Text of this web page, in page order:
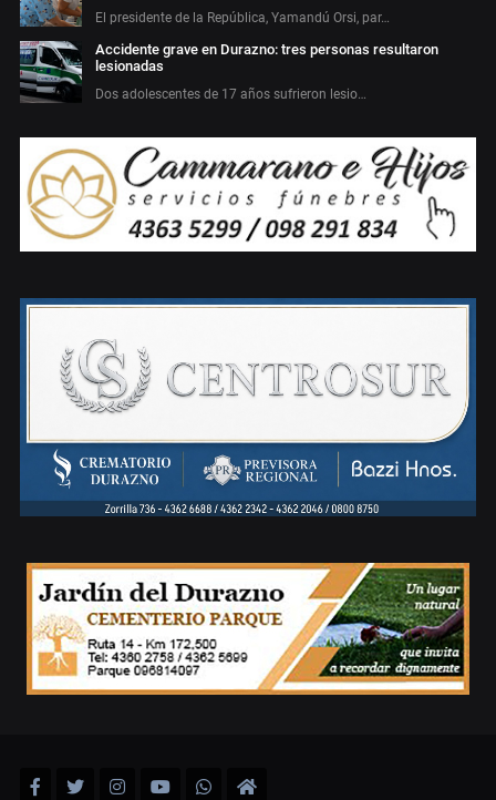
El presidente de la República, Yamandú Orsi, par…
Accidente grave en Durazno: tres personas resultaron
lesionadas
Dos adolescentes de 17 años sufrieron lesio…